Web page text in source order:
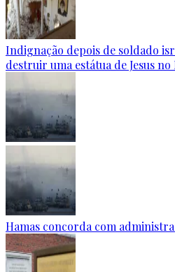
Indignação depois de soldado
destruir uma estátua de Jesus
Hamas concorda com